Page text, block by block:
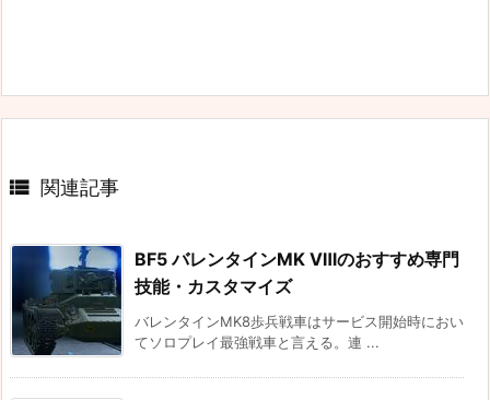
 関連記事
BF5 バレンタインMK Ⅷのおすすめ専門
技能・カスタマイズ
バレンタインMK8歩兵戦車はサービス開始時におい
てソロプレイ最強戦車と言える。連 ...